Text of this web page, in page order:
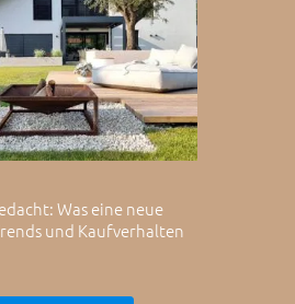
Was eine neue
und Kaufverhalten